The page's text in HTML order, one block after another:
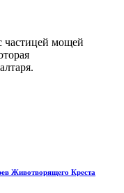
частицей мощей
Животворящего Креста